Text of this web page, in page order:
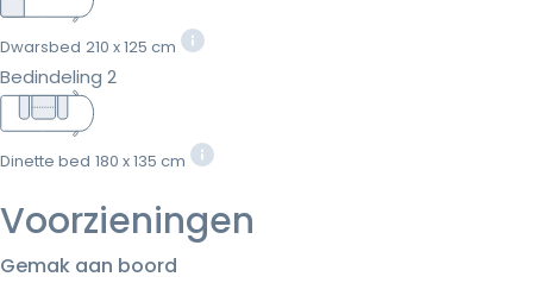
Dwarsbed 210 x 125 cm
Bedindeling 2
Dinette bed 180 x 135 cm
Voorzieningen
Gemak aan boord